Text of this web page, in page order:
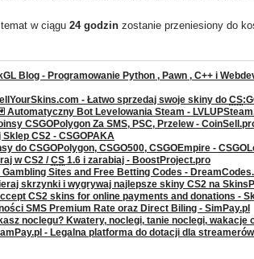
temat w ciągu24 godzin zostanie przeniesiony do
Blog - Programowanie Python , Pawn , C++ i
- Łatwo sprzedaj swoje skiny doCS
Automatyczny Bot Levelowania Steam -
CSGOPolygon Za SMS, PSC, Przelew -
Sklep CS2 - CSGOPAKA
do CSGOPolygon, CSGO500, CSGOEmpire -
w CS2 /CS 1.6 i zarabiaj - BoostProject.pro
Gambling Sites and Free Betting Codes -
skrzynki i wygrywaj najlepsze skiny CS2 na
CS2 skins for online payments and donations -
SMS Premium Rate oraz Direct Biling - SimPay.pl
noclegu? Kwatery, noclegi, tanie noclegi,
- Legalna platforma do dotacji dla